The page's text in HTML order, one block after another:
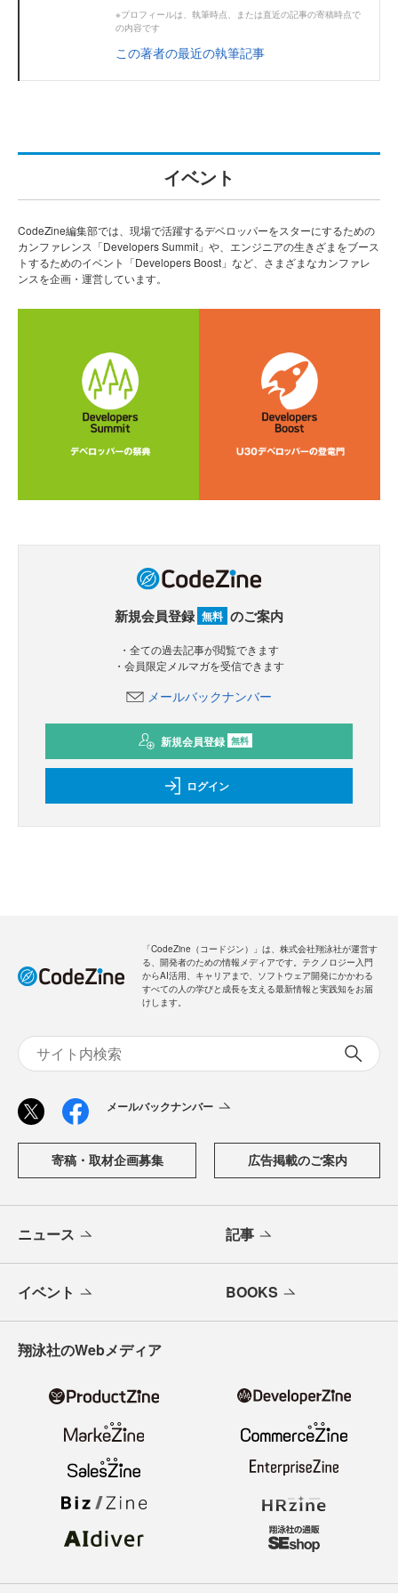
※プロフィールは、執筆時点、または直近の記事の寄稿時点で
の内容です
この著者の最近の執筆記事
イベント
CodeZine編集部では、現場で活躍するデベロッパーをスターにするための
カンファレンス「Developers Summit」や、エンジニアの生きざまをブース
トするためのイベント「Developers Boost」など、さまざまなカンファレ
ンスを企画・運営しています。
新規会員登録 無料 のご案内
・全ての過去記事が閲覧できます
・会員限定メルマガを受信できます
メールバックナンバー
新規会員登録 無料
ログイン
「CodeZine（コードジン）」は、株式会社翔泳社が運営す
る、開発者のための情報メディアです。テクノロジー入門
からAI活用、キャリアまで、ソフトウェア開発にかかわる
すべての人の学びと成長を支える最新情報と実践知をお届
けします。
メールバックナンバー
寄稿・取材企画募集 広告掲載のご案内
ニュース 記事
イベント BOOKS
翔泳社のWebメディア